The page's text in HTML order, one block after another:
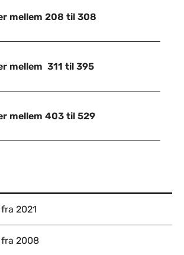
mellem 208 til 308
mellem 311 til 395
mellem 403 til 529
2021
2008